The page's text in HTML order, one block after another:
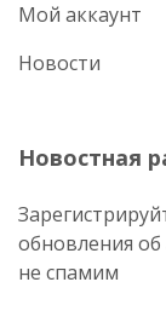
Мой аккаунт
Новости
Новостная
обновления
не спамим